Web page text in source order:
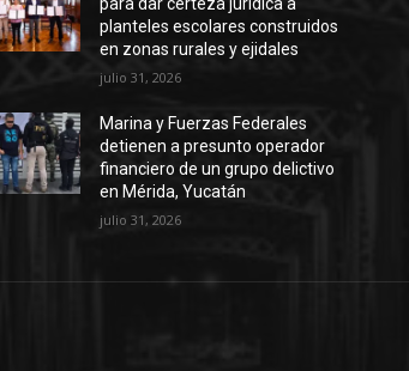
planteles escolares construidos
en zonas rurales y ejidales
julio 31, 2026
Marina y Fuerzas Federales
detienen a presunto operador
financiero de un grupo delictivo
en Mérida, Yucatán
julio 31, 2026